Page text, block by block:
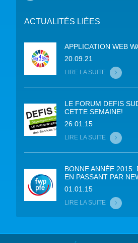
ACTUALITÉS LIÉES
APPLICATION WEB
20.09.21
LIRE LA SUITE
LE FORUM DEFIS
CETTE SEMAINE!
26.01.15
LIRE LA SUITE
BONNE ANNÉE 2015:
EN PASSANT PAR
01.01.15
LIRE LA SUITE